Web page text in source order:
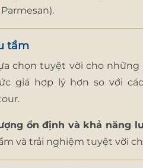
tầm
chọn tuyệt vời cho
giá hợp lý hơn so với
ổn định và khả năng
và trải nghiệm tuyệt vời